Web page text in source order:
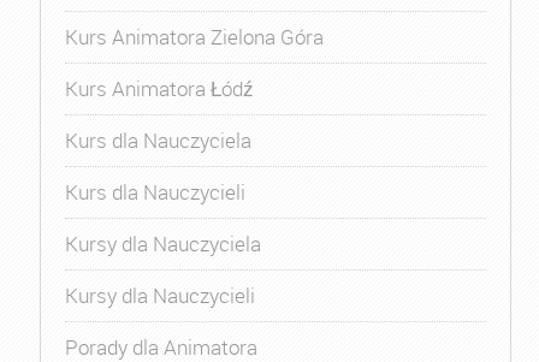
Kurs Animatora Zielona Góra
Kurs Animatora Łódź
Kurs dla Nauczyciela
Kurs dla Nauczycieli
Kursy dla Nauczyciela
Kursy dla Nauczycieli
Porady dla Animatora